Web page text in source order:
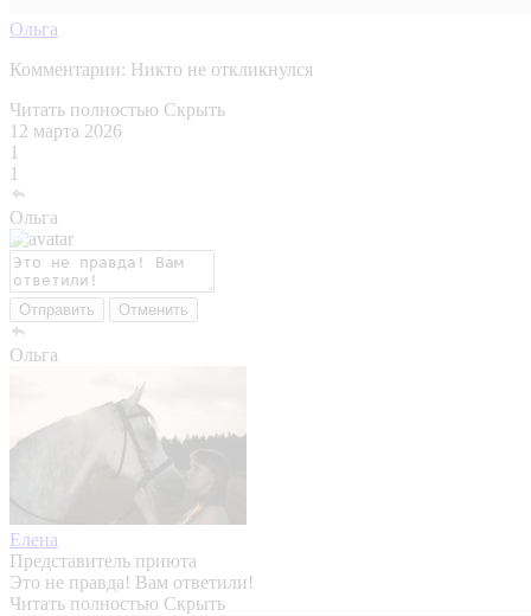
Ольга
Комментарии: Никто не откликнулся
Читать полностью Скрыть
12 марта 2026
1
1
Ольга
Отправить Отменить
Ольга
Елена
Представитель приюта
Это не правда! Вам ответили!
Читать полностью Скрыть